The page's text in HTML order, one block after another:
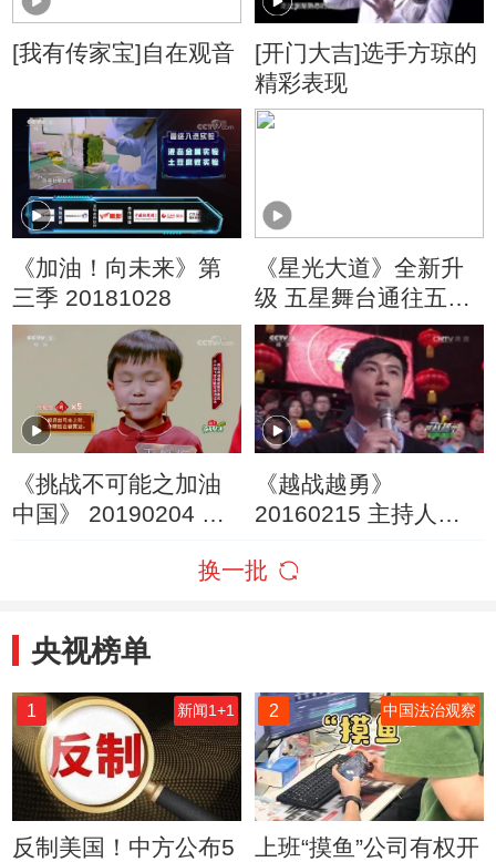
[我有传家宝]自在观音
[开门大吉]选手方琼的
精彩表现
《加油！向未来》第
三季 20181028
《星光大道》全新升
级 五星舞台通往五湖
四海
《挑战不可能之加油
中国》 20190204 新
《越战越勇》
20160215 主持人对
换一批
央视榜单
1 新闻1+1
反制美国！中方公布5
2 中国法治观察
上班“摸鱼”公司有权开